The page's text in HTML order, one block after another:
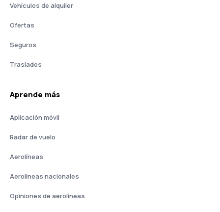
Vehículos de alquiler
Ofertas
Seguros
Traslados
Aprende más
Aplicación móvil
Radar de vuelo
Aerolíneas
Aerolíneas nacionales
Opiniones de aerolíneas